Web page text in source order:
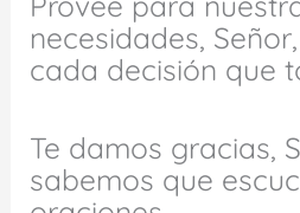
necesidades,
cada decisión que
Te damos gracias,
sabemos que